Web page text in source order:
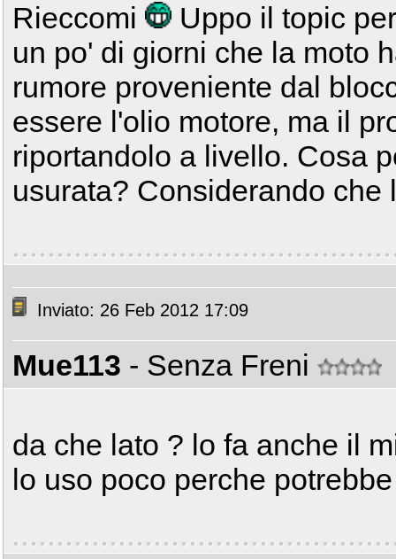
Rieccomi
Uppo il topic
un po' di giorni che la moto
rumore proveniente dal
essere l'olio motore, ma il
riportandolo a livello. Cosa
usurata? Considerando che
Inviato: 26 Feb 2012 17:09
Mue113 - Senza Freni
da che lato ? lo fa anche il
lo uso poco perche